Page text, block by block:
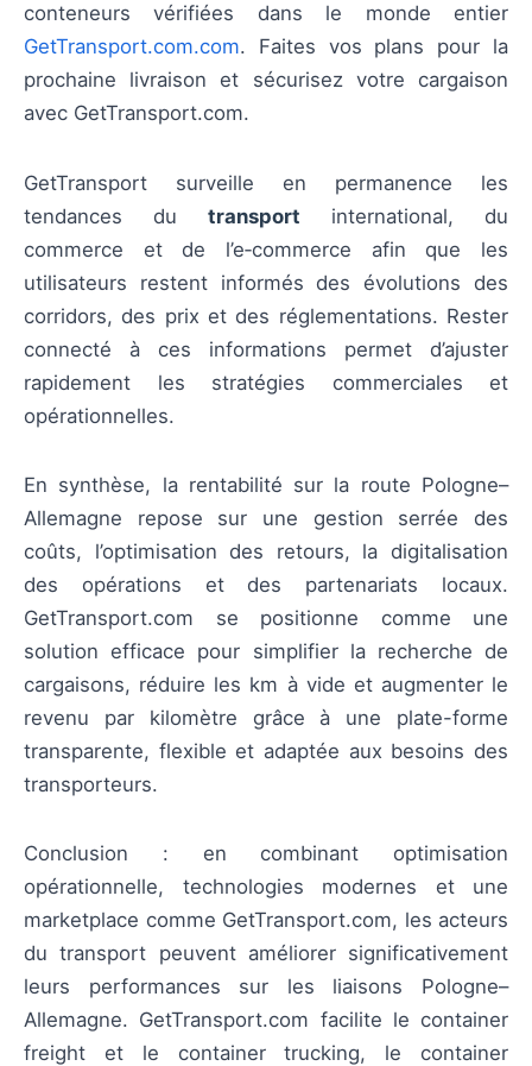
conteneurs vérifiées dans le monde entier
GetTransport.com.com. Faites vos plans pour la
prochaine livraison et sécurisez votre cargaison
avec GetTransport.com.
GetTransport surveille en permanence les
tendances du transport international, du
commerce et de l’e‑commerce afin que les
utilisateurs restent informés des évolutions des
corridors, des prix et des réglementations. Rester
connecté à ces informations permet d’ajuster
rapidement les stratégies commerciales et
opérationnelles.
En synthèse, la rentabilité sur la route Pologne–
Allemagne repose sur une gestion serrée des
coûts, l’optimisation des retours, la digitalisation
des opérations et des partenariats locaux.
GetTransport.com se positionne comme une
solution efficace pour simplifier la recherche de
cargaisons, réduire les km à vide et augmenter le
revenu par kilomètre grâce à une plate-forme
transparente, flexible et adaptée aux besoins des
transporteurs.
Conclusion : en combinant optimisation
opérationnelle, technologies modernes et une
marketplace comme GetTransport.com, les acteurs
du transport peuvent améliorer significativement
leurs performances sur les liaisons Pologne–
Allemagne. GetTransport.com facilite le container
freight et le container trucking, le container